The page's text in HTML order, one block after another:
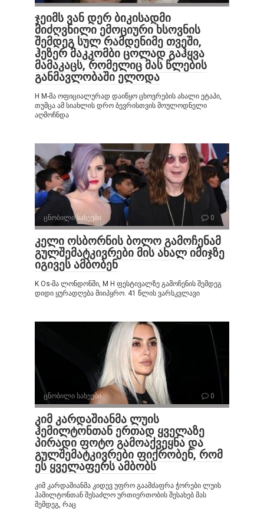
ჯეიმს ვან დერ ბიკისადმი
მიძღვნილი ემოციური ხსოვნის
შემდეგ სულ რამდენიმე თვეში,
ჰეზერ მაკკომბი ცოლად გაჰყვა
მამაკაცს, რომელიც მას წლების
განმავლობაში ელოდა
H M-მა ოფიციალურად დაიწყო ცხოვრების ახალი ეტაპი,
თუმცა ამ სიახლის დრო ბევრისთვის მოულოდნელი
აღმოჩნდა
ცნობილი სახეები 0
კელი ოსბორნის ბოლო გამოჩენამ
გულშემატკივრები მის ახალ იმიჯზე
იგივეს ამბობენ
K Os-მა ლონდონში, M H ფესტივალზე გამოჩენის შემდეგ
დიდი ყურადღება მიიპყრო. 41 წლის ვარსკვლავი
ცნობილი სახეები 0
კიმ კარდაშიანმა ლუის
ჰემილტონთან ერთად ყველაზე
პირადი ფოტო გამოაქვეყნა და
გულშემატკივრები ფიქრობენ, რომ
ეს ყველაფერს ამბობს
კიმ კარდაშიანმა კიდევ უფრო გაამძაფრა ჭორები ლუის
ჰამილტონთან შესაძლო ურთიერთობის შესახებ მას
შემდეგ, რაც